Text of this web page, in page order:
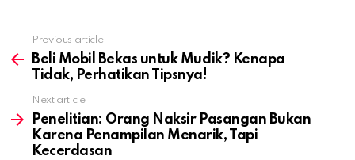
more
Previous article
Beli Mobil Bekas untuk Mudik? Kenapa
Tidak, Perhatikan Tipsnya!
Next article
Penelitian: Orang Naksir Pasangan Bukan
Karena Penampilan Menarik, Tapi
Kecerdasan